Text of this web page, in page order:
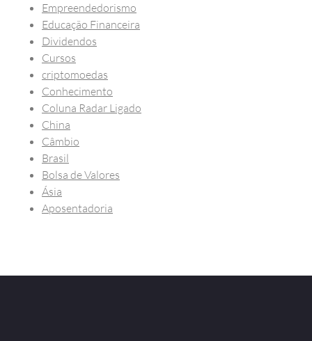
Empreendedorismo
Educação Financeira
Dividendos
Cursos
criptomoedas
Conhecimento
Coluna Radar Ligado
China
Câmbio
Brasil
Bolsa de Valores
Ásia
Aposentadoria